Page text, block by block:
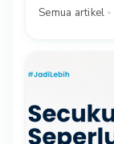
Semua artikel